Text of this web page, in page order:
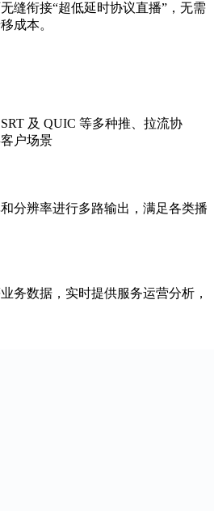
缝衔接“超低延时协议直播”，无需
成本。
及 QUIC 等多种推、拉流协
户场景
分辨率进行多路输出，满足各类播
务数据，实时提供服务运营分析，